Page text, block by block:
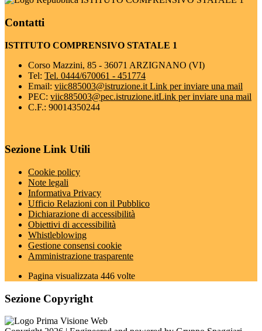
Contatti
ISTITUTO COMPRENSIVO STATALE 1
Corso Mazzini, 85 - 36071 ARZIGNANO (VI)
Tel: Tel. 0444/670061 - 451774
Email: viic885003@istruzione.it Link per inviare una mail
PEC: viic885003@pec.istruzione.itLink per inviare una mail
C.F.: 90014350244
Sezione Link Utili
Cookie policy
Note legali
Informativa Privacy
Ufficio Relazioni con il Pubblico
Dichiarazione di accessibilità
Obiettivi di accessibilità
Whistleblowing
Gestione consensi cookie
Amministrazione trasparente
Pagina visualizzata 446 volte
Sezione Copyright